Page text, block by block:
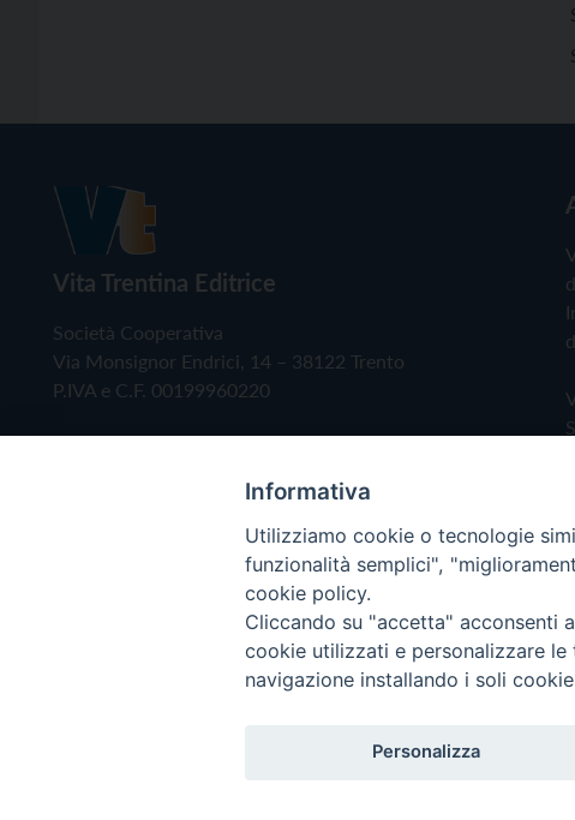
Vita Trentina Editrice
Società Cooperativa
Via Monsignor Endrici, 14 – 38122 Trento
P.IVA e C.F. 00199960220
Copyright © 2019 - Tutti i diritti riservati - Vita
Informativa
Utilizziamo cookie o tecnologie
funzionalità semplici",
cookie policy.
Cliccando su "accetta" acconsenti
cookie utilizzati e personalizzare
navigazione installando i soli
Personalizza